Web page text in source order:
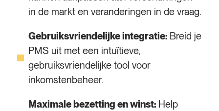
in de markt en veranderingen in de vraag.
Gebruiksvriendelijke integratie:Breid je
PMS uit met een intuïtieve,
gebruiksvriendelijke tool voor
inkomstenbeheer.
Maximale bezetting en winst:Help